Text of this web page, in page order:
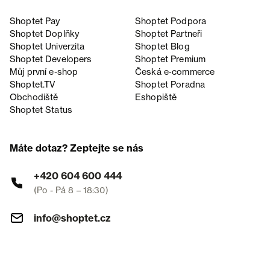
Shoptet Pay
Shoptet Podpora
Shoptet Doplňky
Shoptet Partneři
Shoptet Univerzita
Shoptet Blog
Shoptet Developers
Shoptet Premium
Můj první e-shop
Česká e‑commerce
Shoptet.TV
Shoptet Poradna
Obchodiště
Eshopiště
Shoptet Status
Máte dotaz? Zeptejte se nás
+420 604 600 444
(Po - Pá 8 – 18:30)
info@shoptet.cz